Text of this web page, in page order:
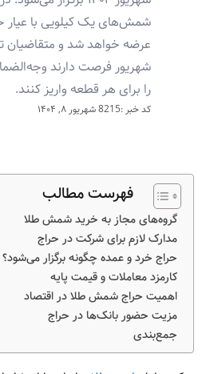
شهریور فرصت دارند
را برای هر قطعه واریز کنند.
کد خبر :8215 شهریور ۸, ۱۴۰۴
فهرست مطالب
گروه‌های مجاز به خرید شمش طلا
مدارک لازم برای شرکت در حراج
حراج خرد و عمده چگونه برگزار می‌شود؟
کارمزد معاملات و قیمت پایه
اهمیت حراج شمش طلا در اقتصاد
مزیت حضور بانک‌ها در حراج
جمع‌بندی